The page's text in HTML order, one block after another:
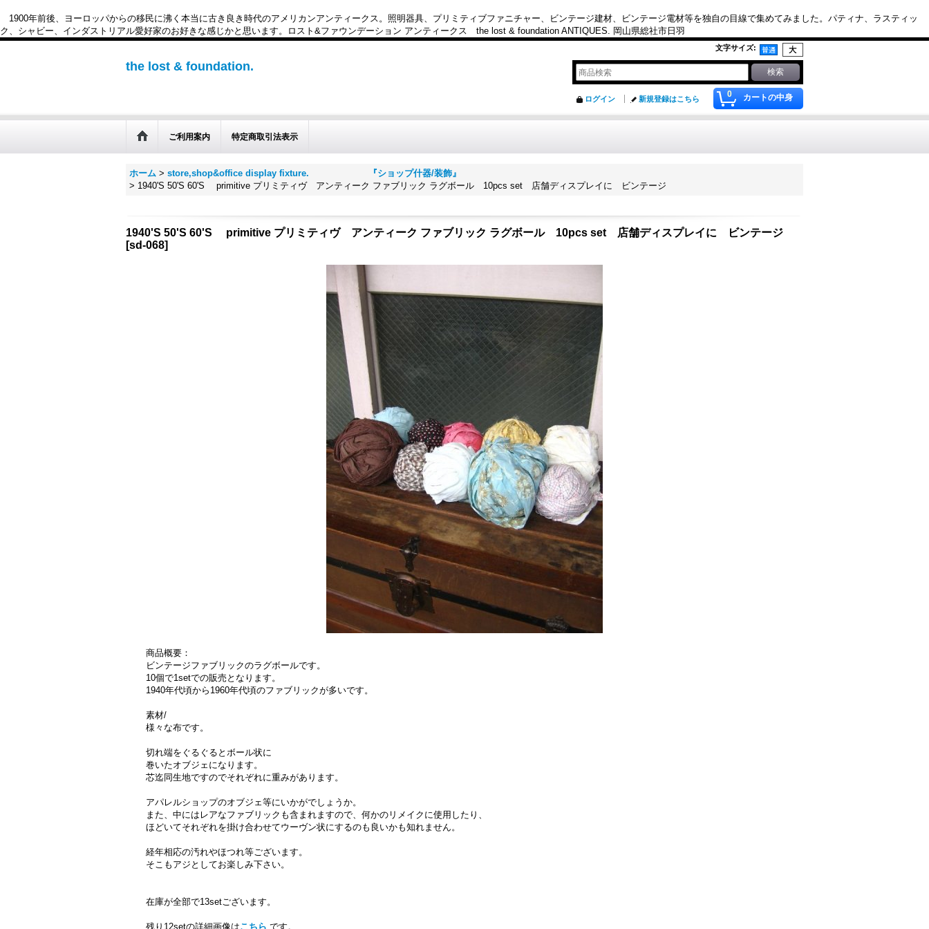
1900年前後、ヨーロッパからの移民に沸く本当に古き良き時代のアメリカンアンティークス。照明器具、プリミティブファニチャー、ビンテージ建材、ビンテージ電材等を独自の目線で集めてみました。パティナ、ラスティッ
ク、シャビー、インダストリアル愛好家のお好きな感じかと思います。ロスト&ファウンデーション アンティークス the lost & foundation ANTIQUES. 岡山県総社市日羽
文字サイズ:
the lost & foundation.
0 カートの中身
ログイン 新規登録はこちら
ご利用案内 特定商取引法表示
ホーム > store,shop&office display fixture. 『ショップ什器/装飾』
> 1940'S 50'S 60'S primitive プリミティヴ アンティーク ファブリック ラグボール 10pcs set 店舗ディスプレイに ビンテージ
1940'S 50'S 60'S primitive プリミティヴ アンティーク ファブリック ラグボール 10pcs set 店舗ディスプレイに ビンテージ
[sd-068]
商品概要：
ビンテージファブリックのラグボールです。
10個で1setでの販売となります。
1940年代頃から1960年代頃のファブリックが多いです。
素材/
様々な布です。
切れ端をぐるぐるとボール状に
巻いたオブジェになります。
芯迄同生地ですのでそれぞれに重みがあります。
アパレルショップのオブジェ等にいかがでしょうか。
また、中にはレアなファブリックも含まれますので、何かのリメイクに使用したり、
ほどいてそれぞれを掛け合わせてウーヴン状にするのも良いかも知れません。
経年相応の汚れやほつれ等ございます。
そこもアジとしてお楽しみ下さい。
在庫が全部で13setございます。
残り12setの詳細画像はこちら です。